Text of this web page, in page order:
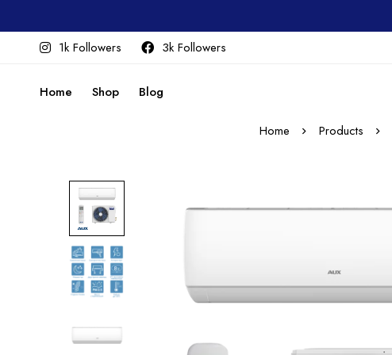
1k Followers
3k Followers
Home Shop Blog
Home Products